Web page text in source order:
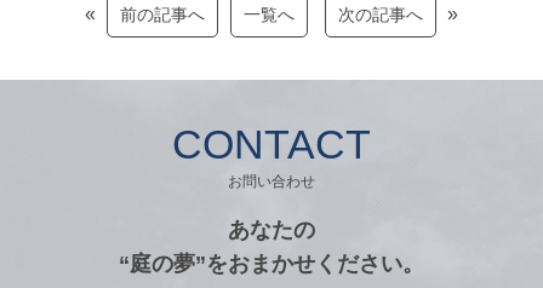
« 前の記事へ 一覧へ 次の記事へ »
CONTACT
お問い合わせ
あなたの
“庭の夢”をおまかせください。